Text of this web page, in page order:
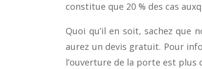
constitue que 20 % des cas
Quoi qu’il en soit, sachez que
aurez un devis gratuit. Pour
l’ouverture de la porte est plus